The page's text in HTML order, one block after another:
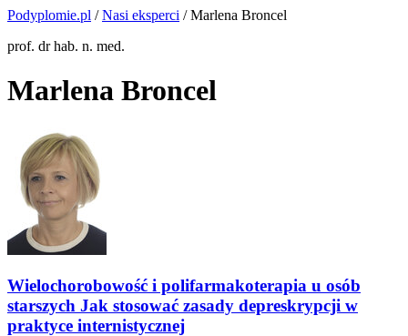
Podyplomie.pl /Nasi eksperci / Marlena Broncel
prof. dr hab. n. med.
Marlena Broncel
Wielochorobowość i polifarmakoterapia u osób
starszych Jak stosować zasady depreskrypcji w
praktyce internistycznej